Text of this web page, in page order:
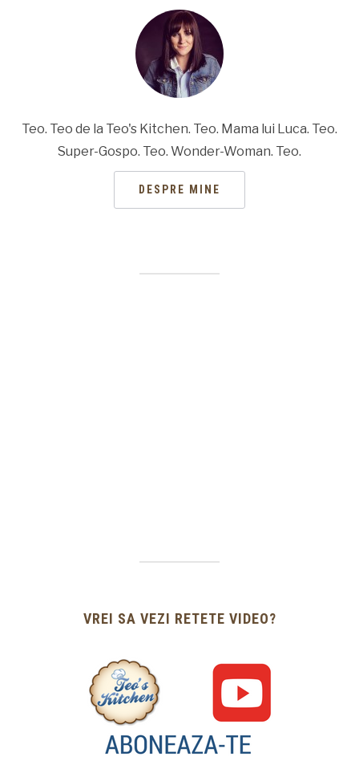
Teo. Teo de la Teo's Kitchen. Teo. Mama lui Luca. Teo.
Super-Gospo. Teo. Wonder-Woman. Teo.
DESPRE MINE
VREI SA VEZI RETETE VIDEO?